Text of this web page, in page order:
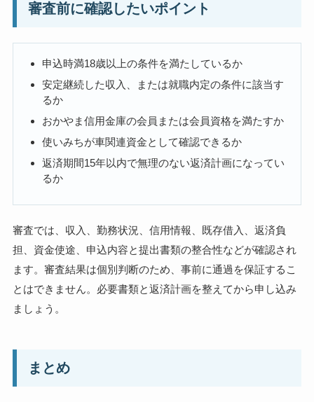
審査前に確認したいポイント
申込時満18歳以上の条件を満たしているか
安定継続した収入、または就職内定の条件に該当す
るか
おかやま信用金庫の会員または会員資格を満たすか
使いみちが車関連資金として確認できるか
返済期間15年以内で無理のない返済計画になってい
るか
審査では、収入、勤務状況、信用情報、既存借入、返済負
担、資金使途、申込内容と提出書類の整合性などが確認され
ます。審査結果は個別判断のため、事前に通過を保証するこ
とはできません。必要書類と返済計画を整えてから申し込み
ましょう。
まとめ